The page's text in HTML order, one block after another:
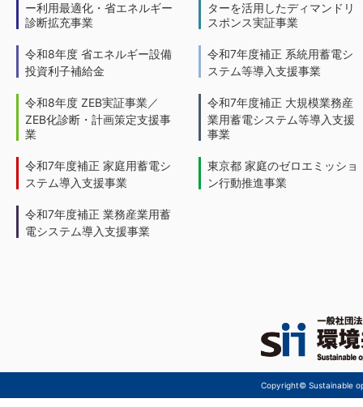
ー利用最適化・省エネルギー
診断拡充事業
令和8年度 省エネルギー設備
投資利子補給金
令和8年度 ZEB実証事業／
ZEB化診断・計画策定支援事
業
令和7年度補正 家庭用蓄電シ
ステム導入支援事業
令和7年度補正 業務産業用蓄
電システム導入支援事業
ターを活用したディマンドリ
スポンス実証事業
令和7年度補正 系統用蓄電シ
ステム等導入支援事業
令和7年度補正 大規模業務産
業用蓄電システム等導入支援
事業
東京都 家庭のゼロエミッショ
ン行動推進事業
Copyright© Sustainable